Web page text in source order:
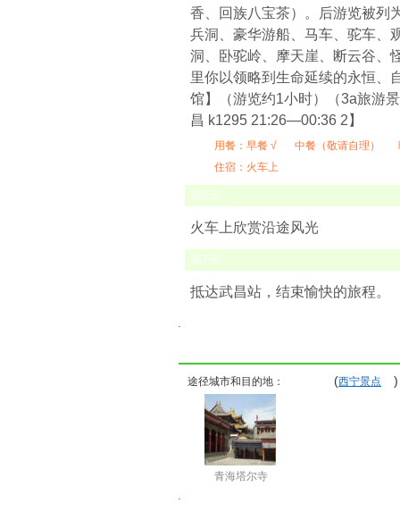
香、回族八宝茶）。后游览被列
兵洞、豪华游船、马车、驼车、
洞、卧驼岭、摩天崖、断云谷、
里你以领略到生命延续的永恒、
馆】（游览约1小时）（3a旅游
昌 k1295 21:26—00:36 2】
用餐： 早餐 √ 中餐（敬请自理）
住宿：火车上
第6天
火车上欣赏沿途风光
第7天
抵达武昌站，结束愉快的旅程。
途径城市和目的地： (西宁景点
青海塔尔寺